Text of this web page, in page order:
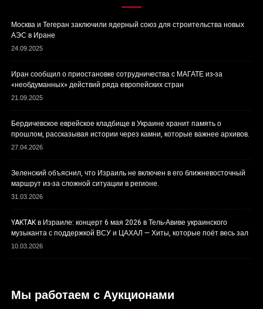
Москва и Тегеран заключили ядерный союз для строительства новых
АЭС в Иране
24.09.2025
Иран сообщил о приостановке сотрудничества с МАГАТЕ из-за
«необдуманных» действий ряда европейских стран
21.09.2025
Бердичевское еврейское кладбище в Украине хранит память о
прошлом, рассказывая истории через камни, которые важнее архивов.
27.04.2026
Зеленский объяснил, что Израиль не включен в его ближневосточный
маршрут из-за сложной ситуации в регионе.
31.03.2026
YAKTAK в Израиле: концерт 6 мая 2026 в Тель-Авиве украинского
музыканта с поддержкой ВСУ и ЦАХАЛ — Хиты, которые поёт весь зал
10.03.2026
Мы работаем с Аукционами